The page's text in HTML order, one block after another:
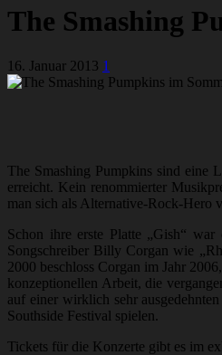
The Smashing
16. Januar 2013 1
The Smashing Pumpkins sind eine
erreicht. Kein renommierter
man sich als Alternative-Rock-Hero
Schon ihre erste Platte „Gish“
Songschreiber Billy Corgan wie
2000 beschloss Corgan im Jahr
konzeptionellen Arbeit, die
auf einer wirklich sehr
Southside Festival spielen.
Tickets für die Konzerte gibt es im